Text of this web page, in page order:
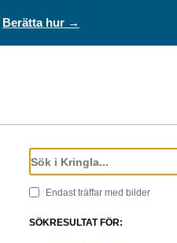
Berätta hur →
Endast träffar med bilder
SÖKRESULTAT FÖR: